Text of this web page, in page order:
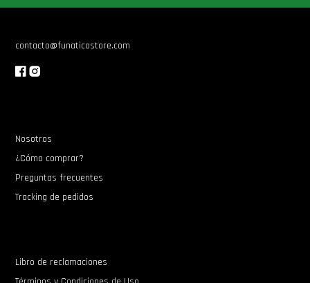
contacto@funaticostore.com
Nosotros
¿Cómo comprar?
Preguntas frecuentes
Tracking de pedidos
Libro de reclamaciones